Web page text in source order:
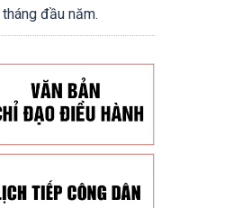
đầu năm.